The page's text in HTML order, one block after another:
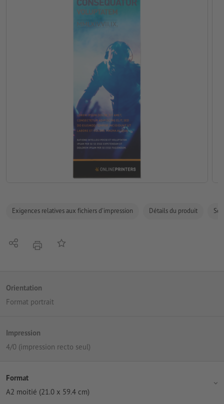
Exigences relatives aux fichiers d'impression Détails du produit
PartagerimprimerAjouter à liste d'article
Orientation
Format portrait
Impression
4/0 (impression recto seul)
Format
A2 moitié (21.0 x 59.4 cm)